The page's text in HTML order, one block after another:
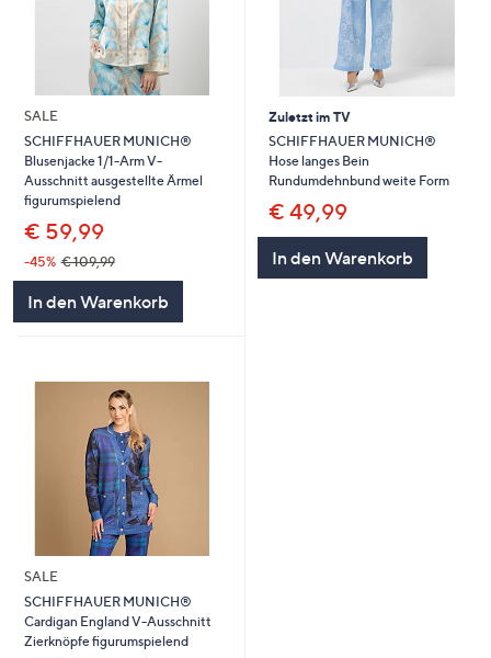
SALE
SCHIFFHAUER MUNICH®
Blusenjacke 1/1-Arm V-
Ausschnitt ausgestellte Ärmel
figurumspielend
€ 59,99
-45% € 109,99
In den Warenkorb
Zuletzt im TV
SCHIFFHAUER MUNICH®
Hose langes Bein
Rundumdehnbund weite Form
€ 49,99
In den Warenkorb
SALE
SCHIFFHAUER MUNICH®
Cardigan England V-Ausschnitt
Zierknöpfe figurumspielend